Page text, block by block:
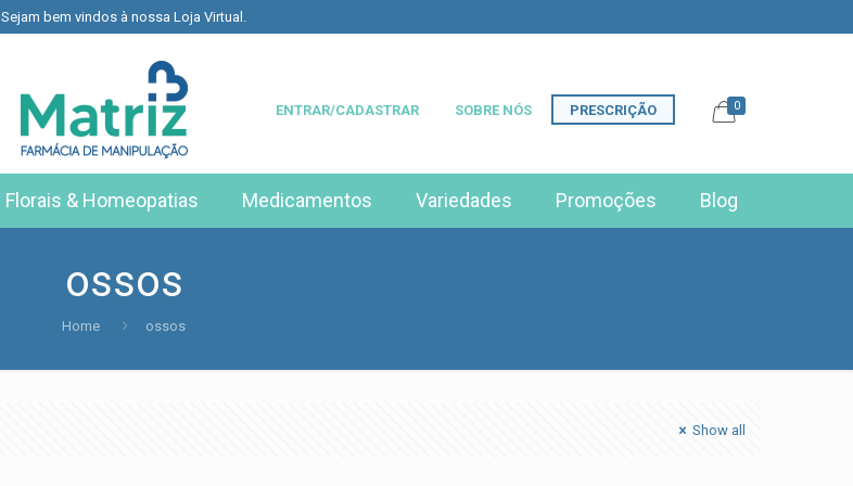
Sejam bem vindos à nossa Loja Virtual.
ENTRAR/CADASTRAR SOBRE NÓS PRESCRIÇÃO
Florais & Homeopatias Medicamentos Variedades Promoções Blog
0
ossos
Home ossos
Show all